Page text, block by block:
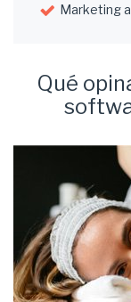
Marketing
Qué